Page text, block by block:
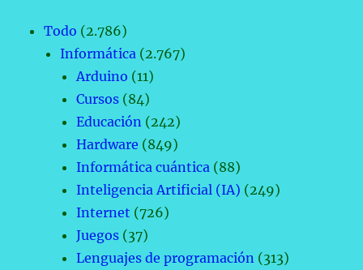
Todo (2.786)
Informática (2.767)
Arduino (11)
Cursos (84)
Educación (242)
Hardware (849)
Informática cuántica (88)
Inteligencia Artificial (IA) (249)
Internet (726)
Juegos (37)
Lenguajes de programación (313)